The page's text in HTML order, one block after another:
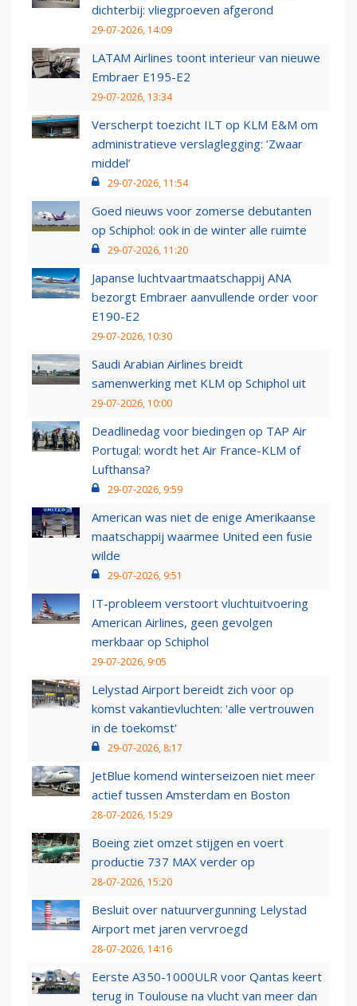
dichterbij: vliegproeven afgerond
29-07-2026, 14:09
LATAM Airlines toont interieur van nieuwe
Embraer E195-E2
29-07-2026, 13:34
Verscherpt toezicht ILT op KLM E&M om
administratieve verslaglegging: ‘Zwaar
middel’
29-07-2026, 11:54
Goed nieuws voor zomerse debutanten
op Schiphol: ook in de winter alle ruimte
29-07-2026, 11:20
Japanse luchtvaartmaatschappij ANA
bezorgt Embraer aanvullende order voor
E190-E2
29-07-2026, 10:30
Saudi Arabian Airlines breidt
samenwerking met KLM op Schiphol uit
29-07-2026, 10:00
Deadlinedag voor biedingen op TAP Air
Portugal: wordt het Air France-KLM of
Lufthansa?
29-07-2026, 9:59
American was niet de enige Amerikaanse
maatschappij waarmee United een fusie
wilde
29-07-2026, 9:51
IT-probleem verstoort vluchtuitvoering
American Airlines, geen gevolgen
merkbaar op Schiphol
29-07-2026, 9:05
Lelystad Airport bereidt zich voor op
komst vakantievluchten: 'alle vertrouwen
in de toekomst'
29-07-2026, 8:17
JetBlue komend winterseizoen niet meer
actief tussen Amsterdam en Boston
28-07-2026, 15:29
Boeing ziet omzet stijgen en voert
productie 737 MAX verder op
28-07-2026, 15:20
Besluit over natuurvergunning Lelystad
Airport met jaren vervroegd
28-07-2026, 14:16
Eerste A350-1000ULR voor Qantas keert
terug in Toulouse na vlucht van meer dan